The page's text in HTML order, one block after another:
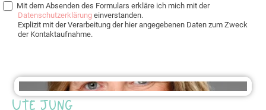
Mit dem Absenden des Formulars erkläre ich mich mit der
Datenschutzerklärung einverstanden.
Explizit mit der Verarbeitung der hier angegebenen Daten zum Zweck
der Kontaktaufnahme.
Ute Jung